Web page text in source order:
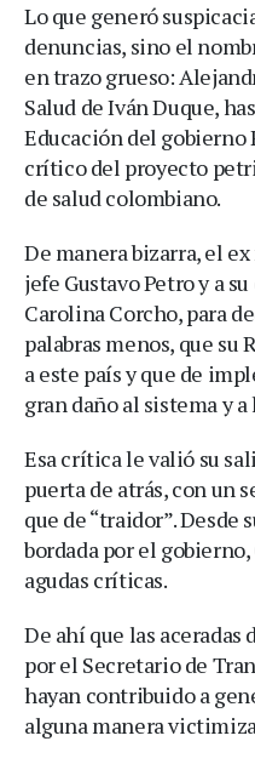
Lo que generó
denuncias, sino el
en trazo grueso:
Salud de Iván Duque,
Educación del gobierno
crítico del proyecto
de salud colombiano.
De manera bizarra, el
jefe Gustavo Petro y a
Carolina Corcho, para
palabras menos, que su
a este país y que de
gran daño al sistema y a
Esa crítica le valió su
puerta de atrás, con un
que de “traidor”. Desde
bordada por el
agudas críticas.
De ahí que las
por el Secretario de
hayan contribuido a
alguna manera